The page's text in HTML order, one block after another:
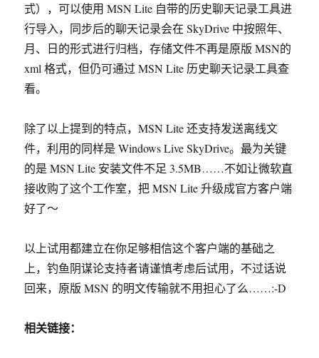
式），可以使用 MSN Lite 自带的历史聊天记录工具进
行导入，同步后的聊天记录会在 SkyDrive 中按照年、
月、日的形式进行归档，存储文件不再是原版 MSN的
xml 格式，但仍可通过 MSN Lite 历史聊天记录工具查
看。
除了以上提到的特点，MSN Lite 还支持发送离线文
件，利用的同样是 Windows Live SkyDrive。最为关键
的是 MSN Lite 安装文件不足 3.5MB……不如让微软直
接收购了这个工作室，把 MSN Lite 升级成官方客户端
好了～
以上试用都建立在你足够相信这个客户端的基础之
上，钓鱼阴谋论支持者请谨慎考虑后试用，不过话说
回来，原版 MSN 的明文传输就不用担心了么……:-D
相关链接：